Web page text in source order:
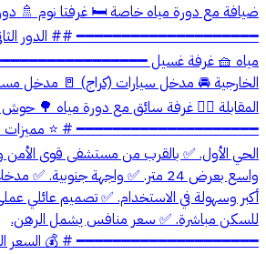
ضيافة مع دورة مياه خاصة 🛏️ غرفتا نوم 🚿
━━━━━━━━━━━━━━━━━━━━ ## الدور
مياه 🧺 غرفة غسيل
الخارجية 🚘 مدخل سيارات (كراج) 🚪 مدخل
المقابلة 👨‍✈️ غرفة سائق مع دورة مياه 🌳
━━━━━━━━━━━━━━━━━━━━ # ⭐ مميزات
الحي الأول. ✅ بالقرب من مستشفى قوى
واسع بعرض 24 متر. ✅ واجهة
أكبر وسهولة في الاستخدام. ✅ تصميم عائلي
للسكن مباشرة. ✅ سعر منافس يشمل الرهن.